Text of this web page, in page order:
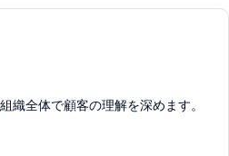
織全体で顧客の理解を深めます。